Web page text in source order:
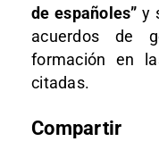
de españoles” y
acuerdos de
formación en
citadas.
Compartir